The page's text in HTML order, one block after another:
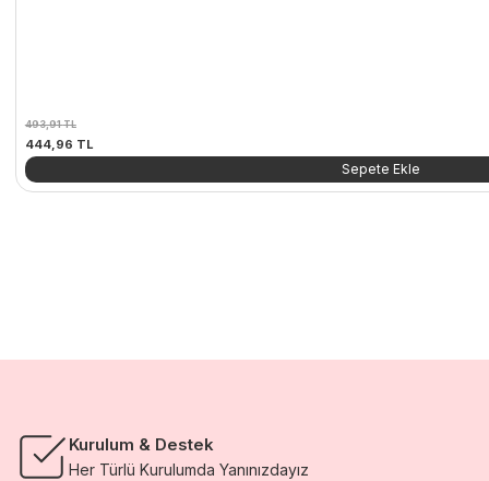
493,91TL
Orijinal
fiyat:
493,91 TL.
444,96 TLŞu
fiyat:
Sepete Ekle
Kurulum & Destek
Her Türlü Kurulumda Yanınızdayız